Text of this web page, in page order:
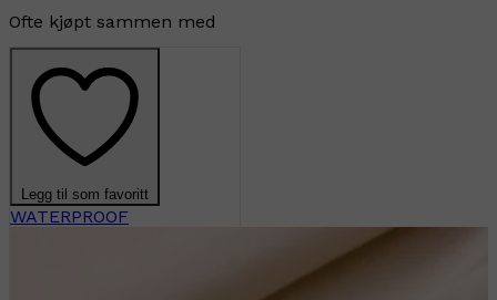
Ofte kjøpt sammen med
Legg til som favoritt
WATERPROOF